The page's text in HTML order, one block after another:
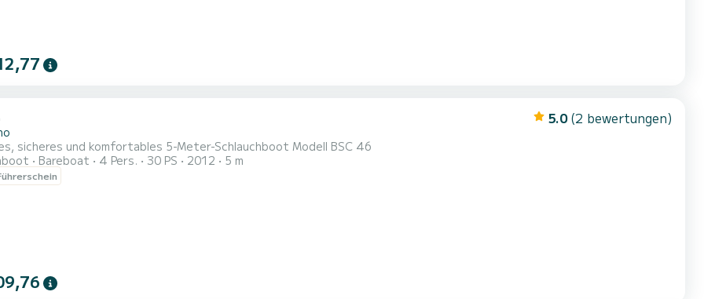
5.0 (2 bewertungen)
sicheres und komfortables 5-Meter-Schlauchboot Modell BSC 46
Bareboat 4 Pers. 30 PS 2012 5 m